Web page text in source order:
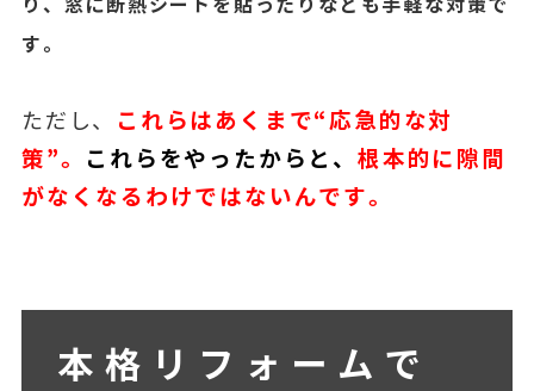
り、窓に断熱シートを貼ったりなども手軽な対策で
す。
ただし、
これらはあくまで“応急的な対
策”。
これらをやったからと、根本的に隙間
がなくなるわけではないんです。
本格リフォームで